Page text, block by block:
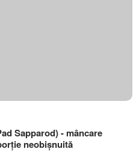
Sapparod) - mâncare
neobișnuită